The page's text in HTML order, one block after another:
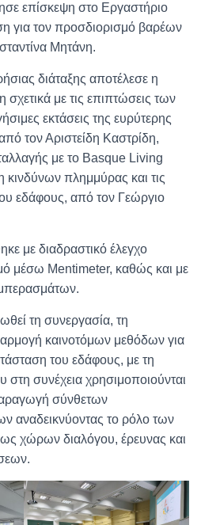
επίσκεψη στο Εργαστήριο
για τον προσδιορισμό βαρέων
Μητάνη.
διάταξης αποτέλεσε η
με τις επιπτώσεις των
εκτάσεις της ευρύτερης
τον Αριστείδη Καστρίδη,
με το Basque Living
κινδύνων πλημμύρας και τις
εδάφους, από τον Γεώργιο
με διαδραστικό έλεγχο
μέσω Mentimeter, καθώς και με
τη συνεργασία, τη
καινοτόμων μεθόδων για
του εδάφους, με τη
συνέχεια χρησιμοποιούνται
σύνθετων
αναδεικνύοντας το ρόλο των
χώρων διαλόγου, έρευνας και